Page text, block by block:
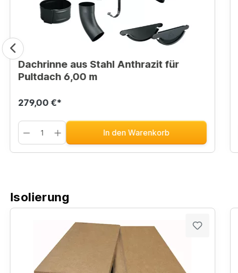
Dachrinne aus Stahl Anthrazit für
Pultdach 6,00 m
279,00 €*
In den Warenkorb
Isolierung